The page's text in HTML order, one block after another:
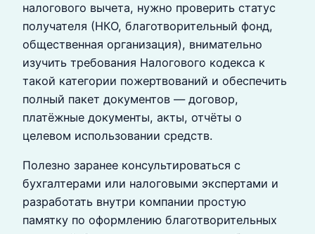
налогового вычета, нужно проверить статус
получателя (НКО, благотворительный фонд,
общественная организация), внимательно
изучить требования Налогового кодекса к
такой категории пожертвований и обеспечить
полный пакет документов — договор,
платёжные документы, акты, отчёты о
целевом использовании средств.
Полезно заранее консультироваться с
бухгалтерами или налоговыми экспертами и
разработать внутри компании простую
памятку по оформлению благотворительных